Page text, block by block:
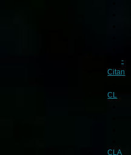
-
Citan
CL
CLA